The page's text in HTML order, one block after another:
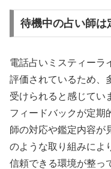
待機中の占い師は
電話占いミスティーラ
評価されているため、
受けられると感じてい
フィードバックが定期
師の対応や鑑定内容が
のような取り組みによ
信頼できる環境が整っ